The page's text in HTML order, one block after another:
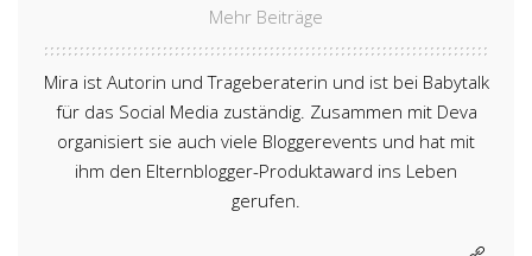
Mehr Beiträge
Mira ist Autorin und Trageberaterin und ist bei Babytalk
für das Social Media zuständig. Zusammen mit Deva
organisiert sie auch viele Bloggerevents und hat mit
ihm den Elternblogger-Produktaward ins Leben
gerufen.